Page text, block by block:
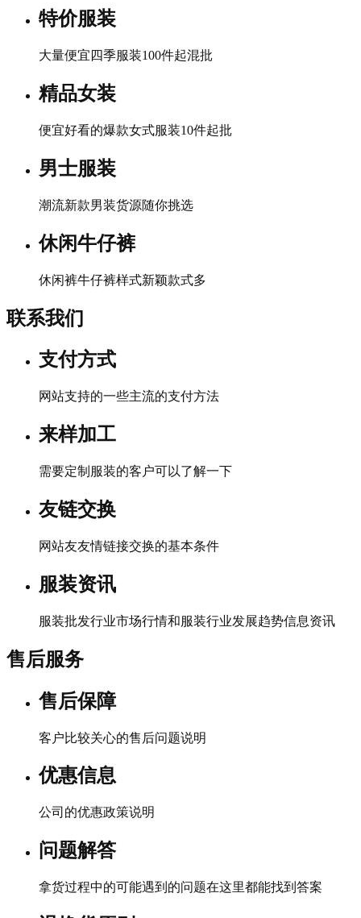
特价服装
大量便宜四季服装100件起混批
精品女装
便宜好看的爆款女式服装10件起批
男士服装
潮流新款男装货源随你挑选
休闲牛仔裤
休闲裤牛仔裤样式新颖款式多
联系我们
支付方式
网站支持的一些主流的支付方法
来样加工
需要定制服装的客户可以了解一下
友链交换
网站友友情链接交换的基本条件
服装资讯
服装批发行业市场行情和服装行业发展趋势信息资讯
售后服务
售后保障
客户比较关心的售后问题说明
优惠信息
公司的优惠政策说明
问题解答
拿货过程中的可能遇到的问题在这里都能找到答案